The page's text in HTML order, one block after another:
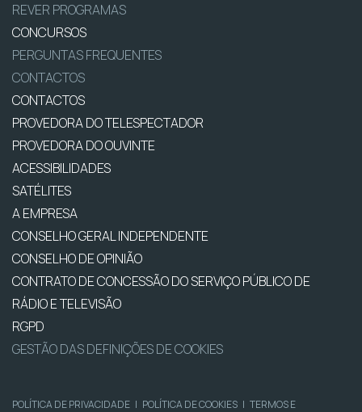
REVER PROGRAMAS
CONCURSOS
PERGUNTAS FREQUENTES
CONTACTOS
CONTACTOS
PROVEDORA DO TELESPECTADOR
PROVEDORA DO OUVINTE
ACESSIBILIDADES
SATÉLITES
A EMPRESA
CONSELHO GERAL INDEPENDENTE
CONSELHO DE OPINIÃO
CONTRATO DE CONCESSÃO DO SERVIÇO PÚBLICO DE
RÁDIO E TELEVISÃO
RGPD
GESTÃO DAS DEFINIÇÕES DE COOKIES
POLÍTICA DE PRIVACIDADE | POLÍTICA DE COOKIES | TERMOS E